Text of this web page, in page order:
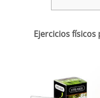
Ejercicios